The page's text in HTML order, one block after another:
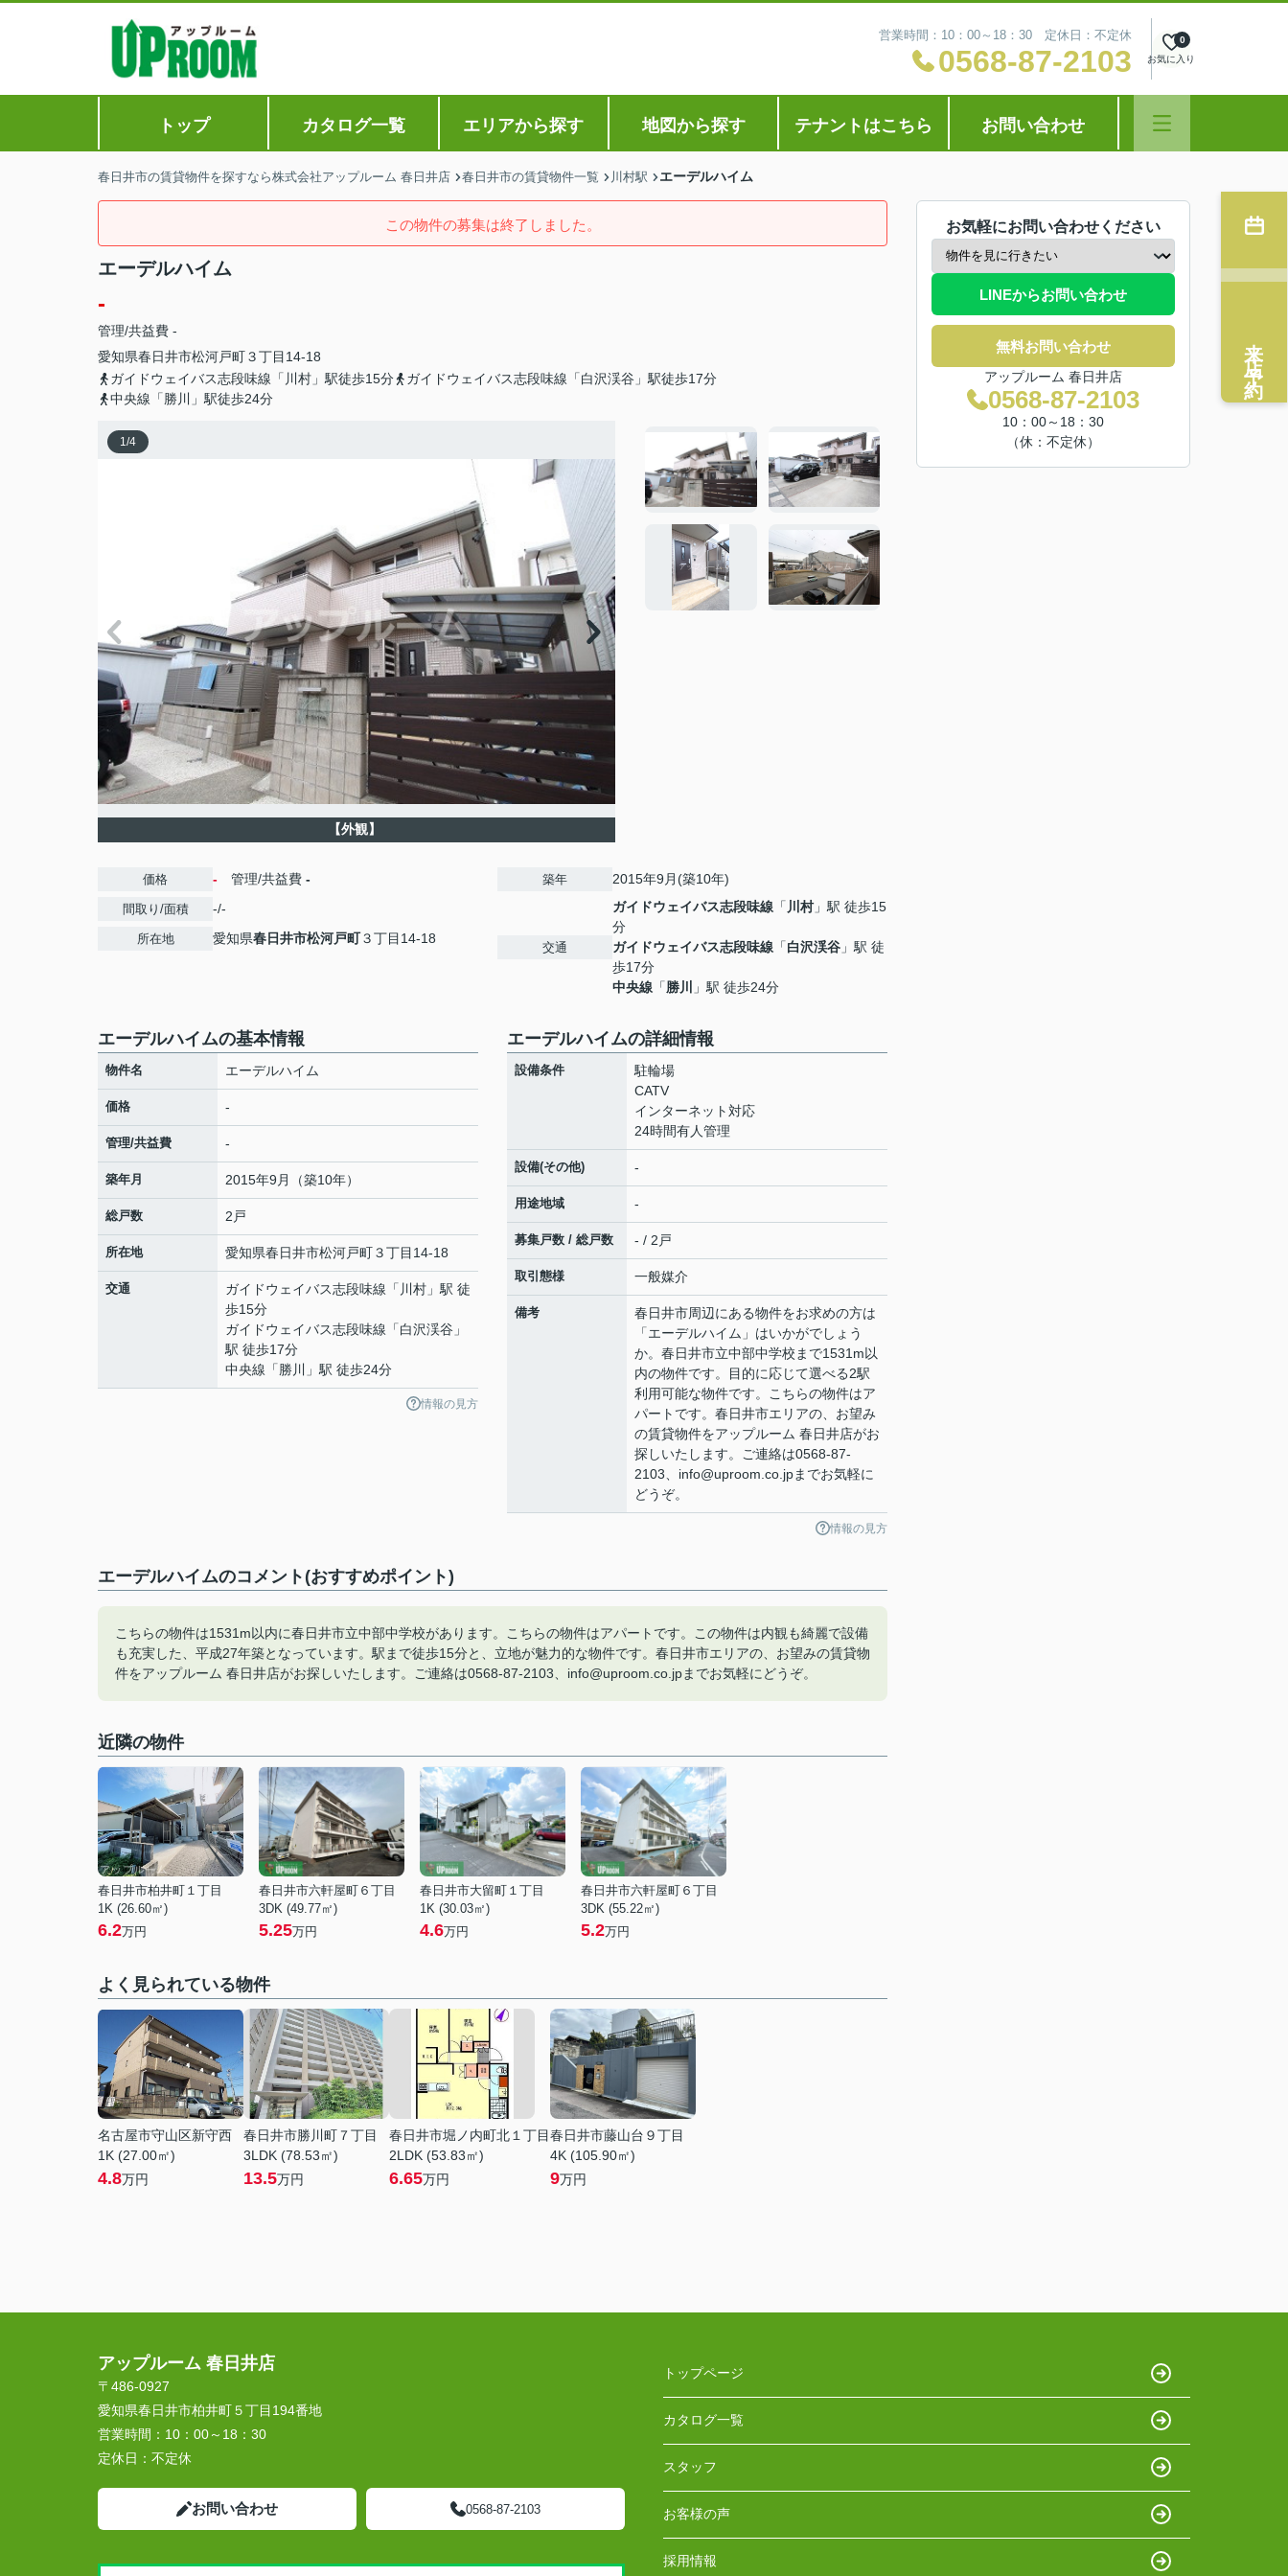
営業時間：10：00～18：30 定休日：不定休
0568-87-2103 お気に入り
0
トップ カタログ一覧 エリアから探す 地図から探す テナントはこちら お問い合わせ
春日井市の賃貸物件を探すなら株式会社アップルーム 春日井店 春日井市の賃貸物件一覧 川村駅 エーデルハイム
この物件の募集は終了しました。
エーデルハイム
-
管理/共益費 -
愛知県春日井市松河戸町３丁目14-18
ガイドウェイバス志段味線「川村」駅徒歩15分
ガイドウェイバス志段味線「白沢渓谷」駅徒歩17分
中央線「勝川」駅徒歩24分
1/4
【外観】
価格 - 管理/共益費 -
間取り/面積 -/-
所在地 愛知県春日井市松河戸町３丁目14-18
築年 2015年9月(築10年)
交通
ガイドウェイバス志段味線 「 川村」駅 徒歩15
分
ガイドウェイバス志段味線 「白沢渓谷 」駅 徒
歩17分
中央線 「勝川 」駅 徒歩24分
エーデルハイムの基本情報
物件名 エーデルハイム
価格 -
管理/共益費 -
築年月 2015年9月（築10年）
総戸数 2戸
所在地 愛知県春日井市松河戸町３丁目14-18
交通 ガイドウェイバス志段味線 「 川村 」駅 徒
歩15分
ガイドウェイバス志段味線 「白沢渓谷 」
駅 徒歩17分
中央線 「 勝川 」駅 徒歩24分
情報の見方
エーデルハイムの詳細情報
設備条件
駐輪場
CATV
インターネット対応
24時間有人管理
設備(その他) -
用途地域 -
募集戸数 / 総戸数 - / 2戸
取引態様 一般媒介
備考
春日井市周辺にある物件をお求めの方は
「エーデルハイム」はいかがでしょう
か。春日井市立中部中学校まで1531m以
内の物件です。目的に応じて選べる2駅
利用可能な物件です。こちらの物件はア
パートです。春日井市エリアの、お望み
の賃貸物件をアップルーム 春日井店がお
探しいたします。ご連絡は0568-87-
2103、info@uproom.co.jpまでお気軽に
どうぞ。
情報の見方
エーデルハイムのコメント(おすすめポイント)
こちらの物件は1531m以内に春日井市立中部中学校があります。こちらの物件はアパートです。この物件は内観も綺麗で設備
も充実した、平成27年築となっています。駅まで徒歩15分と、立地が魅力的な物件です。春日井市エリアの、お望みの賃貸物
件をアップルーム 春日井店がお探しいたします。ご連絡は0568-87-2103、info@uproom.co.jpまでお気軽にどうぞ。
近隣の物件
春日井市柏井町１丁目
1K (26.60㎡)
6.2万円
春日井市六軒屋町６丁目
3DK (49.77㎡)
5.25万円
春日井市大留町１丁目
1K (30.03㎡)
4.6万円
春日井市六軒屋町６丁目
3DK (55.22㎡)
5.2万円
よく見られている物件
名古屋市守山区新守西
1K (27.00㎡)
4.8万円
春日井市勝川町７丁目
3LDK (78.53㎡)
13.5万円
春日井市堀ノ内町北１丁目
2LDK (53.83㎡)
6.65万円
春日井市藤山台９丁目
4K (105.90㎡)
9万円
お気軽にお問い合わせください
LINEからお問い合わせ
無料お問い合わせ
アップルーム 春日井店
0568-87-2103
10：00～18：30
（休：不定休）
来店予約
アップルーム 春日井店
〒486-0927
愛知県春日井市柏井町５丁目194番地
営業時間： 10：00～18：30
定休日： 不定休
お問い合わせ 0568-87-2103
トップページ
カタログ一覧
スタッフ
お客様の声
採用情報